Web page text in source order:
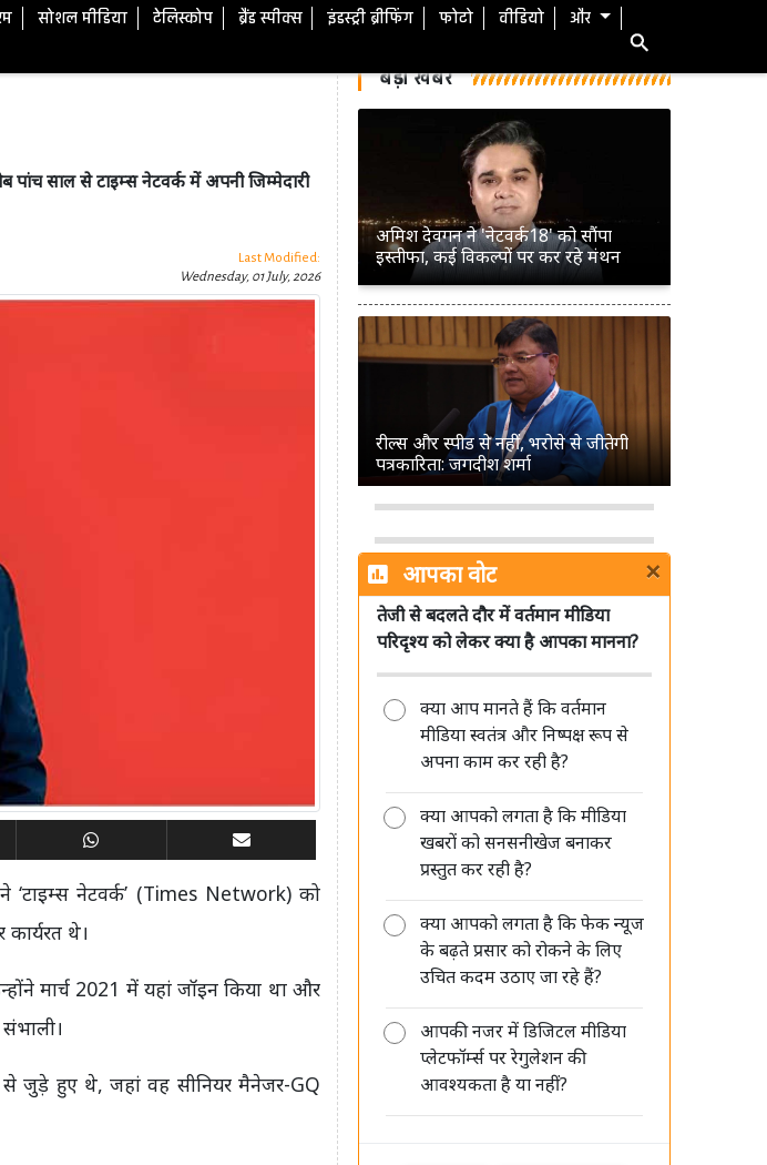
सोशल मीडिया टेलिस्कोप ब्रैंड स्पीक्स इंडस्ट्री ब्रीफिंग फोटो वीडियो और
साल से टाइम्स नेटवर्क में अपनी जिम्मेदारी
Last Modified:
Wednesday, 01 July, 2026
नेटवर्क’ (Times Network) को
थे।
मार्च 2021 में यहां जॉइन किया था और
जुड़े हुए थे, जहां वह सीनियर मैनेजर-GQ
बड़ी खबरें
अमिश देवगन ने 'नेटवर्क18' को सौंपा
इस्तीफा, कई विकल्पों पर कर रहे मंथन
रील्स और स्पीड से नहीं, भरोसे से जीतेगी
पत्रकारिता: जगदीश शर्मा
पत्रकारिता का अगला भविष्य छोटे शहरों
और हाइपर लोकल रिपोर्टर्स के पास: शमशेर
सिंह
मीडिया की जवाबदेही सिर्फ जनता के प्रति
है, किसी सत्ता या विपक्ष के प्रति नहीं: रंजीत
मीडिया की साख बचानी है तो पहले खुद
अपने पेशे का सम्मान करें: आलोक मेहता
आपका वोट ×
तेजी से बदलते दौर में वर्तमान मीडिया
परिदृश्य को लेकर क्या है आपका मानना?
क्या आप मानते हैं कि वर्तमान
मीडिया स्वतंत्र और निष्पक्ष रूप से
अपना काम कर रही है?
क्या आपको लगता है कि मीडिया
खबरों को सनसनीखेज बनाकर
प्रस्तुत कर रही है?
क्या आपको लगता है कि फेक न्यूज
के बढ़ते प्रसार को रोकने के लिए
उचित कदम उठाए जा रहे हैं?
आपकी नजर में डिजिटल मीडिया
प्लेटफॉर्म्स पर रेगुलेशन की
आवश्यकता है या नहीं?